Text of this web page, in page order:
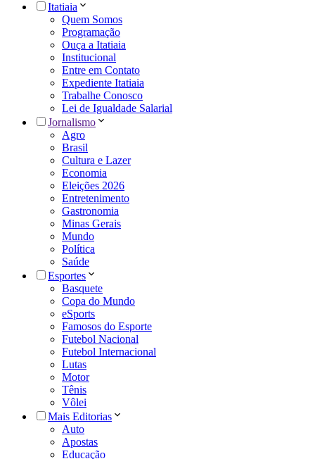
Itatiaia
Quem Somos
Programação
Ouça a Itatiaia
Institucional
Entre em Contato
Expediente Itatiaia
Trabalhe Conosco
Lei de Igualdade Salarial
Jornalismo
Agro
Brasil
Cultura e Lazer
Economia
Eleições 2026
Entretenimento
Gastronomia
Minas Gerais
Mundo
Política
Saúde
Esportes
Basquete
Copa do Mundo
eSports
Famosos do Esporte
Futebol Nacional
Futebol Internacional
Lutas
Motor
Tênis
Vôlei
Mais Editorias
Auto
Apostas
Educação